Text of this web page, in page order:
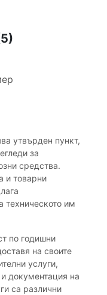
утвърден пункт,
за
средства.
и товарни
техническото им
по годишни
на своите
услуги,
документация на
са различни